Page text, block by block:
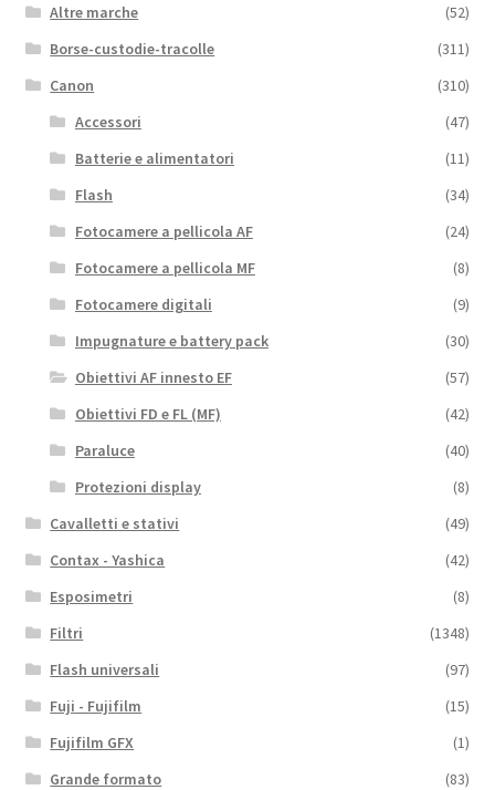
Altre marche
(52)
Borse-custodie-tracolle
(311)
Canon
(310)
Accessori
(47)
Batterie e alimentatori
(11)
Flash
(34)
Fotocamere a pellicola AF
(24)
Fotocamere a pellicola MF
(8)
Fotocamere digitali
(9)
Impugnature e battery pack
(30)
Obiettivi AF innesto EF
(57)
Obiettivi FD e FL (MF)
(42)
Paraluce
(40)
Protezioni display
(8)
Cavalletti e stativi
(49)
Contax - Yashica
(42)
Esposimetri
(8)
Filtri
(1348)
Flash universali
(97)
Fuji - Fujifilm
(15)
Fujifilm GFX
(1)
Grande formato
(83)